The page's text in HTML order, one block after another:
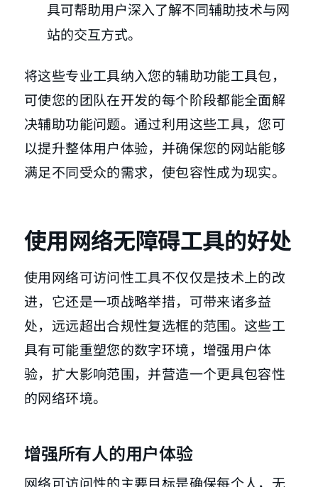
具可帮助用户深入了解不同辅助技术与网
站的交互方式。
将这些专业工具纳入您的辅助功能工具包，
可使您的团队在开发的每个阶段都能全面解
决辅助功能问题。通过利用这些工具，您可
以提升整体用户体验，并确保您的网站能够
满足不同受众的需求，使包容性成为现实。
使用网络无障碍工具的好处
使用网络可访问性工具不仅仅是技术上的改
进，它还是一项战略举措，可带来诸多益
处，远远超出合规性复选框的范围。这些工
具有可能重塑您的数字环境，增强用户体
验，扩大影响范围，并营造一个更具包容性
的网络环境。
增强所有人的用户体验
网络可访问性的主要目标是确保每个人，无